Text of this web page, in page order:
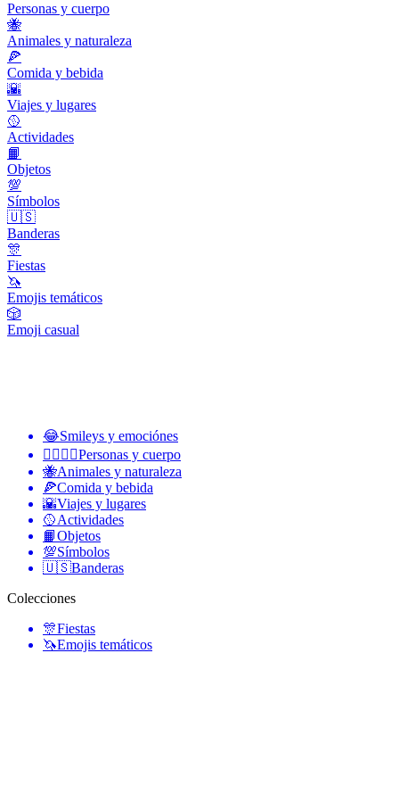
Personas y cuerpo
🐝
Animales y naturaleza
🍕
Comida y bebida
🌇
Viajes y lugares
🥎
Actividades
📙
Objetos
💯
Símbolos
🇺🇸
Banderas
🎊
Fiestas
🦄
Emojis temáticos
🎲
Emoji casual
😂Smileys y emociónes
👩‍❤️‍💋‍👨Personas y cuerpo
🐝Animales y naturaleza
🍕Comida y bebida
🌇Viajes y lugares
🥎Actividades
📙Objetos
💯Símbolos
🇺🇸Banderas
Colecciones
🎊Fiestas
🦄Emojis temáticos